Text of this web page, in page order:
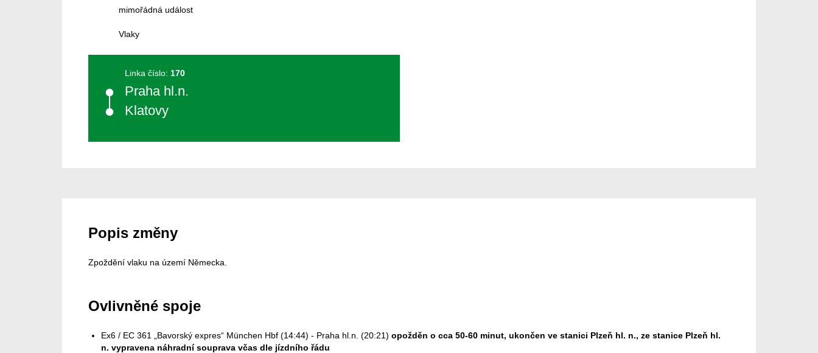
mimořádná událost
Vlaky
Linka číslo: 170
Praha hl.n.
Klatovy
Popis změny
Zpoždění vlaku na území Německa.
Ovlivněné spoje
Ex6 / EC 361 „Bavorský expres“ München Hbf (14:44) - Praha hl.n. (20:21) opožděn o cca 50-60 minut, ukončen ve stanici Plzeň hl. n., ze stanice Plzeň hl.
n. vypravena náhradní souprava včas dle jízdního řádu